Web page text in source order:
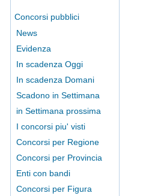
Concorsi pubblici
News
Evidenza
In scadenza Oggi
In scadenza Domani
Scadono in Settimana
in Settimana prossima
I concorsi piu' visti
Concorsi per Regione
Concorsi per Provincia
Enti con bandi
Concorsi per Figura